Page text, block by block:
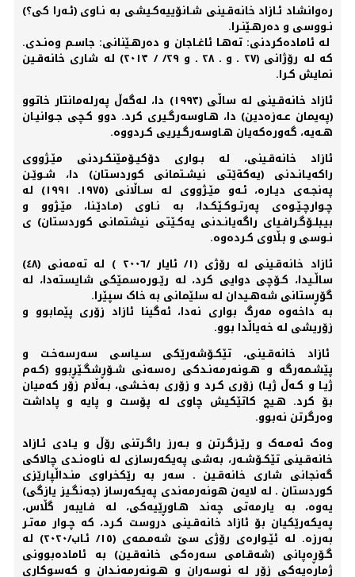
رەوانشاد ئـازاد خانەقـینی شـانۆییەکـیشی بە نـاوی (ئـەرا کی؟)
نـووسی و دەرهـێنـرا.
لە ئامادەکردنی: تەهـا ئاغـاجان و دەرهـێنانی: جاسـم وەنـدی.
کە لە رۆژانی (٢٧ ـ و ـ ٢٨ ـ و ٢٩/ / ٢٠١٣) لە شاری خانەقـین
نمایش کـرا.
ئازاد خانەقـینی لە ساڵی (١٩٩٣) دا، لەگەڵ پەرلەمانتار خاتوو
(پەیمان عـەزەدین) دا، هـاوسەرگـیری کرد. دوو کـچی جـوانیـان
هـەیە، گەورەکەیان هـاوسەرگـیریی کـردووە.
ئازاد خانەقـینی، لە بـواری دۆکیـۆمێنکـردنی مێـژووی
راکەیـانـدنی (یەکةێتی نیشـتمانی کوردستان) دا، شـوێـن
پەنجـەی دیـارە، ئـەو مێـژووی لە سـاڵانی (١٩٧٥ـ ١٩٩١) لە
چـوارچـێـوەی پەرتـوکـێکـدا، بە نـاوی (مـادێـنا، مێـژوو و
بیـبلـۆگـرافـیای راگەیانـدنی یەکـێتی نیشتمانی کوردستان) ی
نـوسی و بـڵاوی کـردەوە.
ئازاد خانەقـینی لە رۆژی (١/ ئایار /٢٠٠٦ ) لە تەمەنی (٤٨)
ساڵـیدا، کـۆچی دوایی کرد، لە رێـورەسمێکی شایستەدا، لە
گۆڕستانی شەهـیدان لە سلێمانی بە خاک سپێرا.
بە داخەوە مەرگ بواری نەدا، ئەگینا ئازاد زۆری پێمابوو و
زۆریشی لە خەیاڵدا بوو.
ئازاد خانەقـینی، تێکـۆشەرێکی سـیاسی سەرسەخـت و
پێشـمەرگە و هـونەرمەنـدکی رەسەنی شـۆڕشگـێڕبوو (کـەم
ژیـا و کـەڵ ژیـا) زۆری کـرد و زۆری بەخـشی، بـەڵام زۆر کەمیان
بۆ کرد. هـیچ کاتێکیش چاوی لە پۆست و پایە و پاداشت
وەرگرتن نەبوو.
وەک ئەمـەک و رێـزگـرتن و بـەرز راگـرتنی رۆڵ و یـادی ئـازاد
خانەقـینی تێکـۆشـەر، بەشی پەیکەرسازی لە ناوەنـدی چالاکی
گەنجانی شاری خانەقـین ـ سەر بە رێکخراوی منـداڵپارێزی
کوردستان ـ لە لایەن هونەرمەندی پەیکەرساز (جەنگـیز یازگی)
یەوە، بە یارمەتی چەند هـاوڕێیەکی، لە فـایبەر گڵاس،
پەیکەرێکیان بۆ ئازاد خانەقـینی دروست کـرد، کە چـوار مەتـر
بەرزە. لە ئێـوارەی رۆژی سێ شەمـمەی (١٥/ ئـاب/٢٠٢٠) لە
گـۆڕەپانی (شەقـامی سەرەکی خانەقـین) بە ئامادەبوونی
ژمارەیەکی زۆر لە نوسەران و هـونەرمەنـدان و کەسوکاری